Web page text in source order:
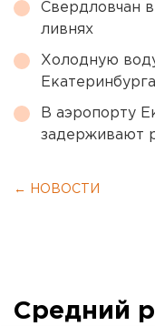
Свердловчан
ливнях
Холодную
Екатеринбурга
В аэропорту
задерживают
← НОВОСТИ
Средний